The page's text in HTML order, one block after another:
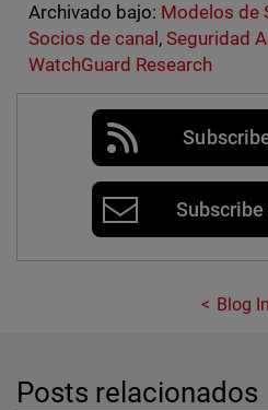
Archivado bajo: Modelos de
Socios de canal , Seguridad
WatchGuard Research
Subscribe
Blog
Posts relacionados